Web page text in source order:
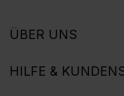
ÜBER UNS
HILFE &